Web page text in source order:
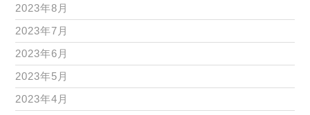
2023年8月
2023年7月
2023年6月
2023年5月
2023年4月